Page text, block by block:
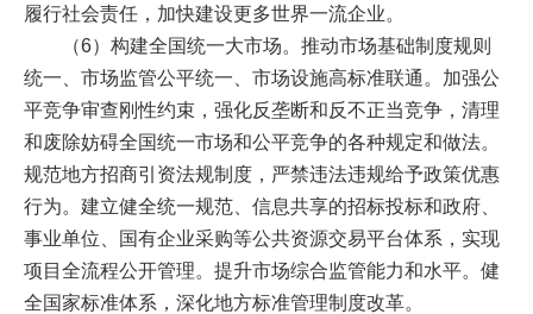
履行社会责任，加快建设更多世界一流企业。
（6）构建全国统一大市场。推动市场基础制度规则
统一、市场监管公平统一、市场设施高标准联通。加强公
平竞争审查刚性约束，强化反垄断和反不正当竞争，清理
和废除妨碍全国统一市场和公平竞争的各种规定和做法。
规范地方招商引资法规制度，严禁违法违规给予政策优惠
行为。建立健全统一规范、信息共享的招标投标和政府、
事业单位、国有企业采购等公共资源交易平台体系，实现
项目全流程公开管理。提升市场综合监管能力和水平。健
全国家标准体系，深化地方标准管理制度改革。